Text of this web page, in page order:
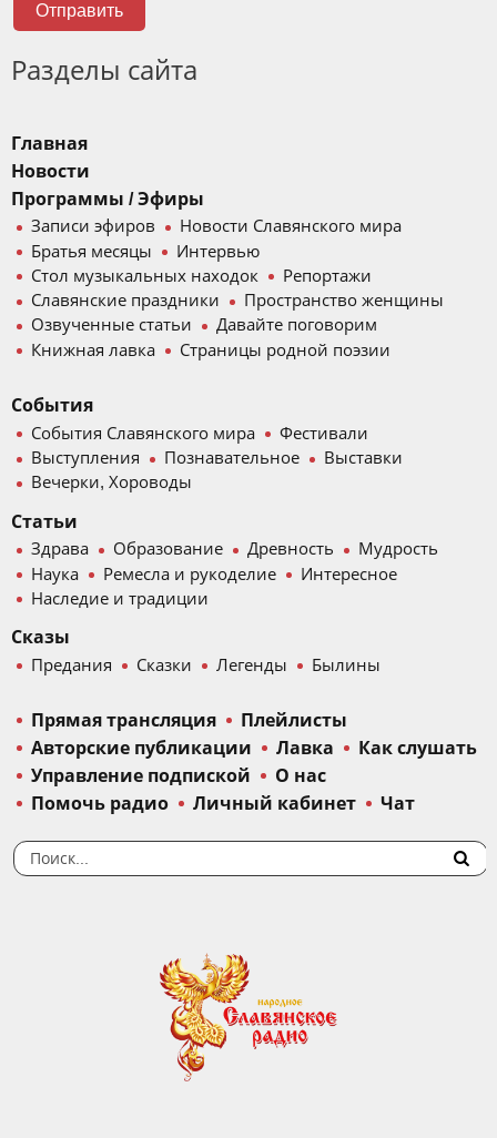
Отправить
Разделы сайта
Главная
Новости
Программы / Эфиры
Записи эфиров
Новости Славянского мира
Братья месяцы
Интервью
Стол музыкальных находок
Репортажи
Славянские праздники
Пространство женщины
Озвученные статьи
Давайте поговорим
Книжная лавка
Страницы родной поэзии
События
События Славянского мира
Фестивали
Выступления
Познавательное
Выставки
Вечерки, Хороводы
Статьи
Здрава Образование Древность
Мудрость
Наука
Ремесла и рукоделие
Интересное
Наследие и традиции
Сказы
Предания Сказки Легенды Былины
Прямая трансляция
Плейлисты
Авторские публикации
Лавка
Как слушать
Управление подпиской
О нас
Помочь радио
Личный кабинет Чат